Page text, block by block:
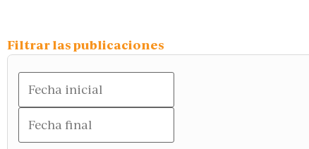
Filtrar las publicaciones